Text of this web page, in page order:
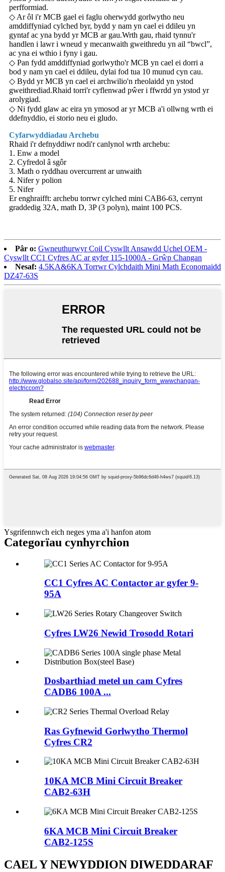
perfformiad.
◇ Ar ôl i'r MCB gael ei faglu oherwydd gorlwytho neu
amddiffyniad cylched byr, bydd y nam yn cael ei ddileu yn
gyntaf ac yna bydd yr MCB ar gau.Wrth gau, rhaid tynnu'r
handlen i lawr i wneud y mecanwaith gweithredu yn ail “bwcl”,
ac yna ei wthio i fyny i gau.
◇ Pan fydd amddiffyniad gorlwytho'r MCB yn cael ei dorri a
bod y nam yn cael ei ddileu, dylai fod tua 10 munud cyn cau.
◇ Bydd yr MCB yn cael ei archwilio'n rheolaidd yn ystod
gweithrediad.Rhaid torri'r cyflenwad pŵer i ffwrdd yn ystod yr
arolygiad.
◇ Ni fydd glaw ac eira yn ymosod ar yr MCB a'i ollwng wrth ei
ddefnyddio, ei storio neu ei gludo.
Cyfarwyddiadau Archebu
Rhaid i'r defnyddiwr nodi'r canlynol wrth archebu:
1. Enw a model
2. Cyfredol â sgôr
3. Math o ryddhau overcurrent ar unwaith
4. Nifer y polion
5. Nifer
Er enghraifft: archebu torrwr cylched mini CAB6-63, cerrynt
graddedig 32A, math D, 3P (3 polyn), maint 100 PCS.
Pâr o: Gwneuthurwyr Coil Cyswllt Ansawdd Uchel OEM -
Cyswllt CC1 Cyfres AC ar gyfer 115-1000A - Grŵp Changan
Nesaf: 4.5KA&6KA Torrwr Cylchdaith Mini Math Economaidd
DZ47-63S
Ysgrifennwch eich neges yma a'i hanfon atom
Categorïau cynhyrchion
CC1 Cyfres AC Contactor ar gyfer 9-
95A
Cyfres LW26 Newid Trosodd Rotari
Dosbarthiad metel un cam Cyfres
CADB6 100A ...
Ras Gyfnewid Gorlwytho Thermol
Cyfres CR2
10KA MCB Mini Circuit Breaker
CAB2-63H
6KA MCB Mini Circuit Breaker
CAB2-125S
CAEL Y NEWYDDION DIWEDDARAF